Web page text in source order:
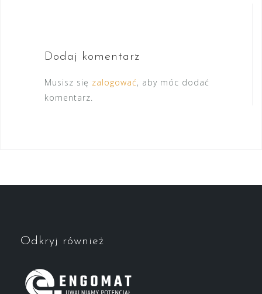
Dodaj komentarz
Musisz się zalogować, aby móc dodać
komentarz.
Odkryj również